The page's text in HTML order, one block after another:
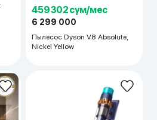
459 302 сум/мес
6 299 000
Пылесос Dyson V8 Absolute,
Nickel Yellow